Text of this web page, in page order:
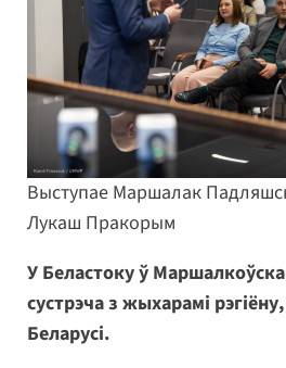
Выступае Маршалак
Лукаш Пракорым
У Беластоку ў
сустрэча з жыхарамі
Беларусі.